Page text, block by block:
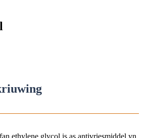
ethylene glycol is as antivriesmiddel yn